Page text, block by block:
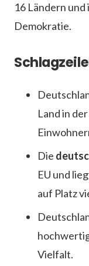
16 Ländern
Demokratie.
Land in
Die
EU und
auf Platz
Vielfalt.